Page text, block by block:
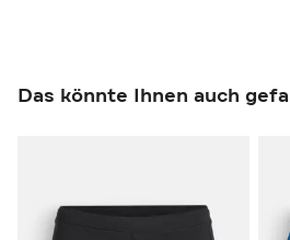
Das könnte Ihnen auch